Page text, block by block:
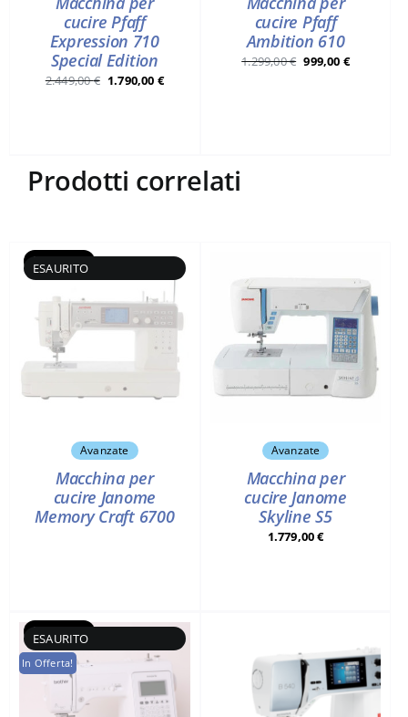
cucire Pfaff
Expression 710
Special Edition
2.449,00€ Il
1.790,00 €Il
cucire Pfaff
Ambition 610
1.299,00€ Il
999,00 €Il
Prodotti correlati
Esaurito
Avanzate
Macchina per
cucire Janome
Memory Craft 6700
Avanzate
Macchina per
cucire Janome
Skyline S5
1.779,00€
Esaurito
In Offerta!